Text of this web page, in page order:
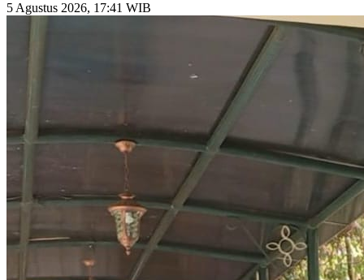
5 Agustus 2026, 17:41 WIB